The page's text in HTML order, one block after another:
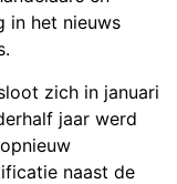
in het nieuws
zich in januari
jaar werd
naast de